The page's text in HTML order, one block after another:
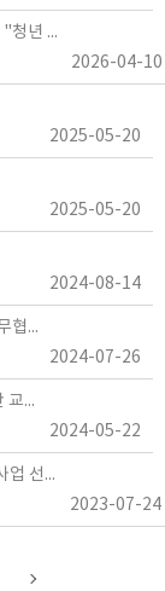
경기도기숙사·마히(마감히어로) , 로컬 상생형 협력 "청년 생활비 절감 및 지역 상권 활성
2026-04-10
2025-05-20
2025-05-20
2024-08-14
경기도기숙사, 희망둥지·에이치에스케이컴퍼니 업무협약
2024-07-26
경기도기숙사·오썸피아·희망둥지협동조합, XR기반 교류협력
2024-05-22
경기도사회서비스원, 보건복지부 사회서비스 공모사업 선정 업무협약 체결
2023-07-24